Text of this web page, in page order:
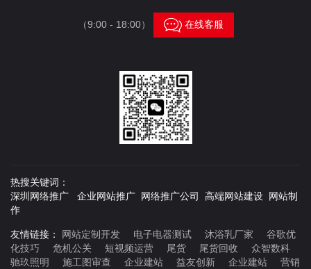
（9:00 - 18:00） 在线客服
热搜关键词：
深圳网络推广 企业网站推广 网络推广公司 高端网站建设 网站制
作
友情链接： 网站定制开发 电子电器测试 沐浴乳厂家
谷歌优
化技巧
危机公关 短视频运营 尾货 尾货回收
众智数科
驰玖照明
施工图审查 企业建站 益友创新 企业建站 营销